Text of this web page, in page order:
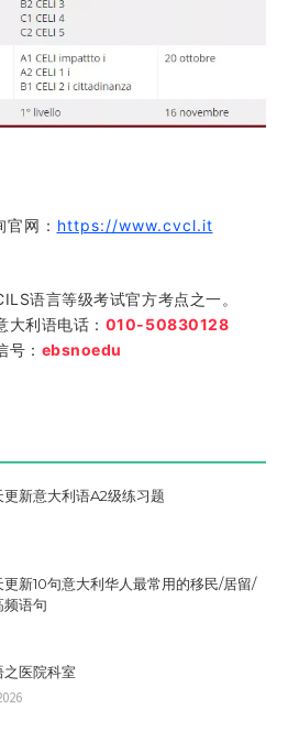
网： https://www.cvcl.it
语言等级考试官方考点之一。
利语电话： 010-50830128
： ebsnoedu
更新意大利语A2级练习题
更新10句意大利华人最常用的移民/居留/
频语句
医院科室